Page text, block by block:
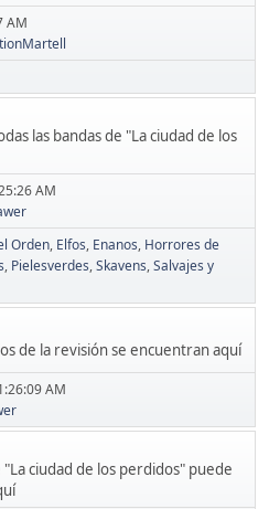
AM
las bandas de "La ciudad de los
AM
Orden Elfos Enanos Horrores de
Pielesverdes Skavens Salvajes y
de la revisión se encuentran aquí
AM
ciudad de los perdidos" puede